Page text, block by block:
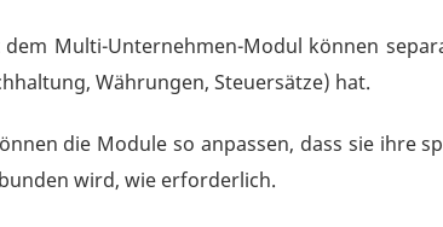
dem Multi-Unternehmen-Modul können
Währungen, Steuersätze) hat.
die Module so anpassen, dass sie ihre
wird, wie erforderlich.